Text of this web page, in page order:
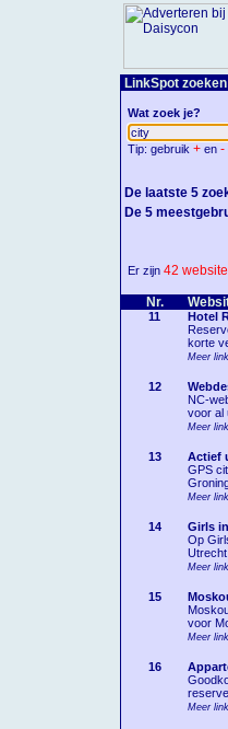
LinkSpot zoeken
Wat zoek je?
Tip: gebruik + en -
De laatste 5
De 5
Er zijn 42
Nr.
11
Hotel
korte
Meer
12
NC-
voor al
Meer
13
Actief
GPS
Meer
14
Girls
Op
Meer
15
voor
Meer
16
Meer